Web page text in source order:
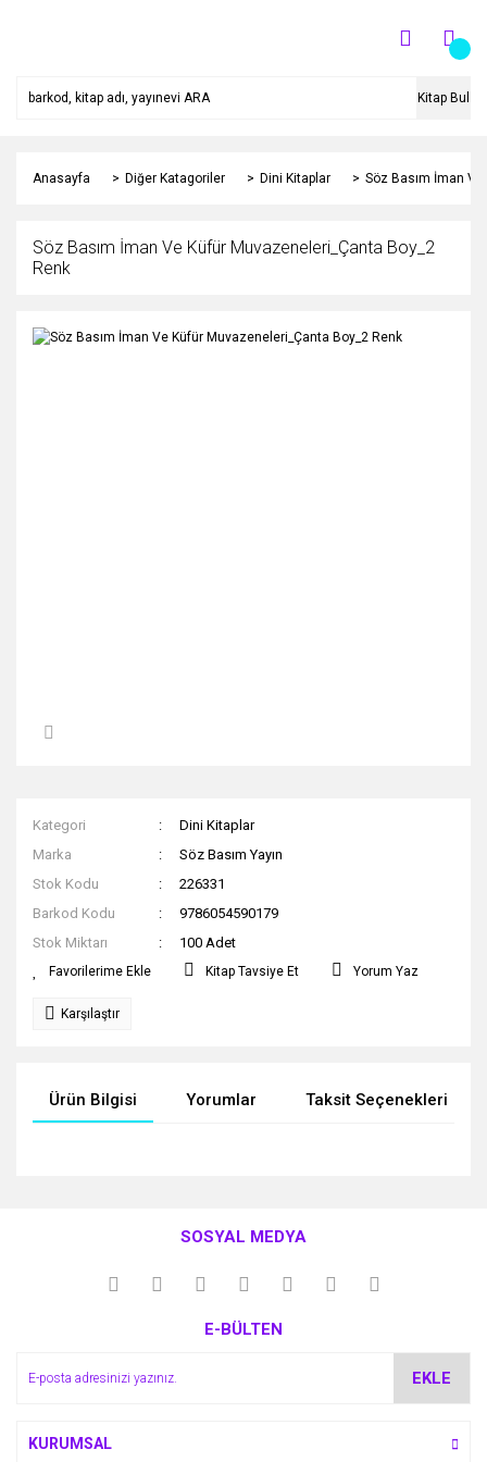
Kitap Bul
Anasayfa Diğer Katagoriler Dini Kitaplar Söz Basım İman
Söz Basım İman Ve Küfür Muvazeneleri_Çanta Boy_2
Renk
Kategori
Dini Kitaplar
Marka
Söz Basım Yayın
Stok Kodu
226331
Barkod Kodu
9786054590179
Stok Miktarı
100 Adet
Kitap Tavsiye Et Yorum Yaz
Karşılaştır
Ürün Bilgisi Yorumlar Taksit Seçenekleri
kullanarak tarafımıza iletebilirsiniz.
Görüş ve önerileriniz için teşekkür ederiz.
Ürün açıklamasında eksik bilgiler bulunuyor.
SOSYAL MEDYA
E-BÜLTEN
EKLE
KURUMSAL